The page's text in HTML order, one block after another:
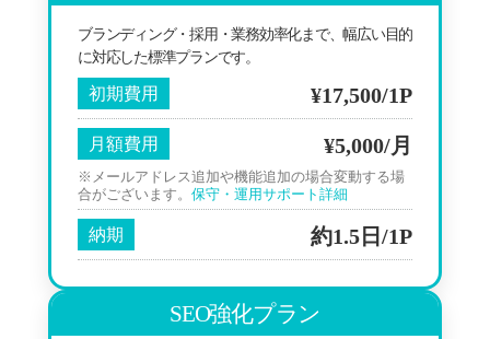
ブランディング・採用・業務効率化まで、幅広い目的
に対応した標準プランです。
初期費用 ¥17,500/1P
月額費用 ¥5,000/月
※メールアドレス追加や機能追加の場合変動する場
合がございます。 保守・運用サポート詳細
納期 約1.5日/1P
SEO強化プラン